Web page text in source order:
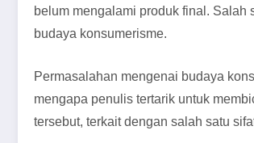
belum mengalami produk final.
budaya konsumerisme.
Permasalahan mengenai budaya
mengapa penulis tertarik untuk
tersebut, terkait dengan salah satu